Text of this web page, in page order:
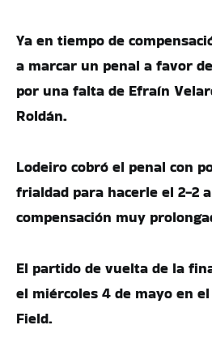
Ya en tiempo de
a marcar un penal a favor
por una falta de Efraín
Roldán.
Lodeiro cobró el penal con
frialdad para hacerle el 2-2
compensación muy
El partido de vuelta de la
el miércoles 4 de mayo en
Field.